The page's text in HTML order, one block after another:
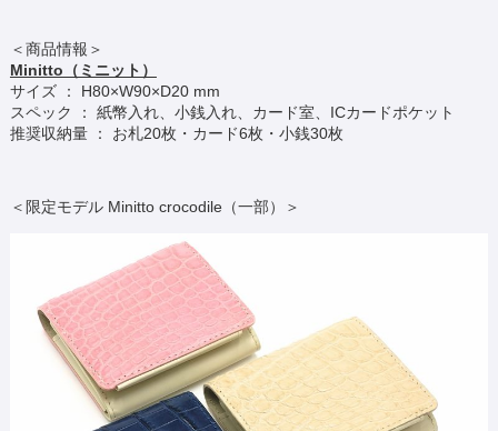
＜商品情報＞
Minitto（ミニット）
サイズ ： H80×W90×D20 mm
スペック ： 紙幣入れ、小銭入れ、カード室、ICカードポケット
推奨収納量 ： お札20枚・カード6枚・小銭30枚
＜限定モデル Minitto crocodile（一部）＞